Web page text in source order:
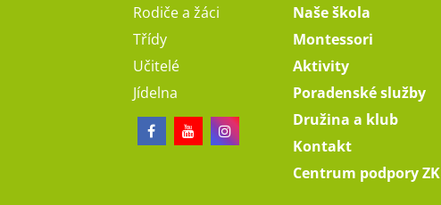
Rodiče a žáci
Třídy
Učitelé
Jídelna
Naše škola
Montessori
Aktivity
Poradenské služby
Družina a klub
Kontakt
Centrum podpory ZK